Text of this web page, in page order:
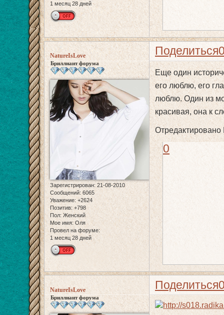
1 месяц 28 дней
Поделиться
NatureIsLove
Бриллиант форума
Зарегистрирован: 21-08-2010
Сообщений: 6065
Уважение: +2624
Позитив: +798
Пол: Женский
Мое имя: Оля
Провел на форуме:
1 месяц 28 дней
Еще один
его люблю, его
люблю. Один из
красивая, она к
Отредактировано
0
Поделиться
NatureIsLove
Бриллиант форума